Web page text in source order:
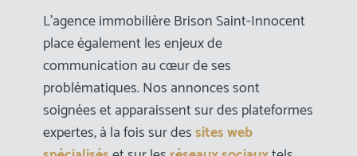
L’agence immobilière Brison Saint-Innocent
place également les enjeux de
communication au cœur de ses
problématiques. Nos annonces sont
soignées et apparaissent sur des plateformes
expertes, à la fois sur dessites web